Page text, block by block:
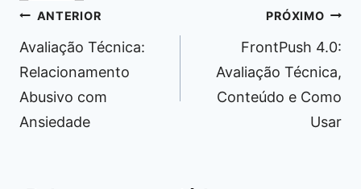
Navegação
de
Post
ANTERIOR
Avaliação Técnica:
Relacionamento
Abusivo com
Ansiedade
PRÓXIMO
FrontPush 4.0:
Avaliação Técnica,
Conteúdo e Como
Usar